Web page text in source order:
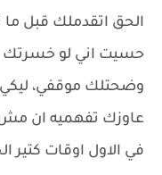
الحق اتقدملك قبل ما
حسيت اني لو خسرتك
وضحتلك موقفي،
عاوزك تفهميه ان مش
في الاول اوقات كتير